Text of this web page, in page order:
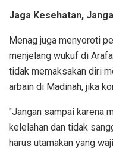
Jaga Kesehatan,
Menag juga menyoroti
menjelang wukuf di
tidak memaksakan diri
arbain di Madinah, jika
"Jangan sampai karena
kelelahan dan tidak
harus utamakan yang